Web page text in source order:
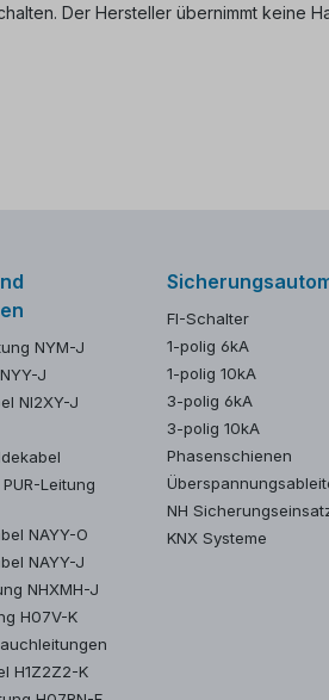
Der Hersteller übernimmt
NYM-J
J
NI2XY-J
Leitung
NAYY-O
NAYY-J
NHXMH-J
H07V-K
H1Z2Z2-K
FI-Schalter
1-polig 6kA
1-polig 10kA
3-polig 6kA
3-polig 10kA
Phasenschienen
NH
KNX Systeme